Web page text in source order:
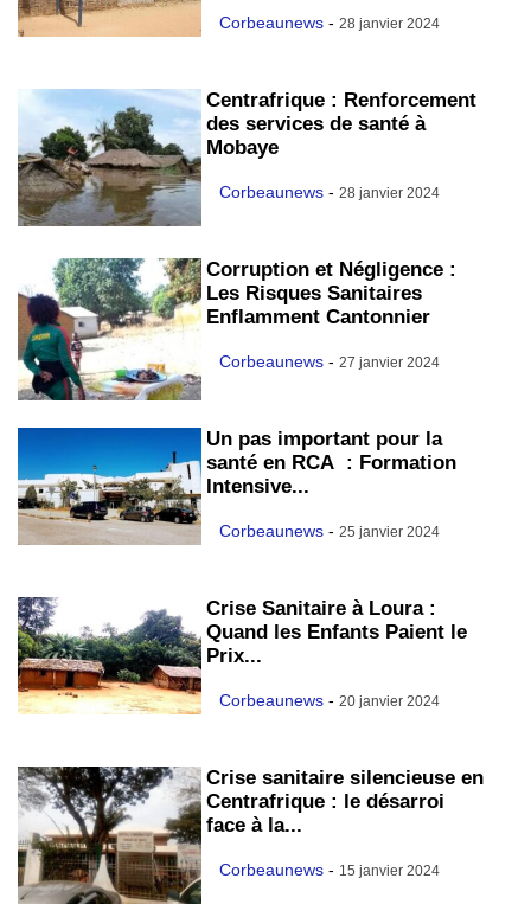
Corbeaunews - 28 janvier 2024
Centrafrique : Renforcement
des services de santé à
Mobaye
Corbeaunews - 28 janvier 2024
Corruption et Négligence :
Les Risques Sanitaires
Enflamment Cantonnier
Corbeaunews - 27 janvier 2024
Un pas important pour la
santé en RCA : Formation
Intensive...
Corbeaunews - 25 janvier 2024
Crise Sanitaire à Loura :
Quand les Enfants Paient le
Prix...
Corbeaunews - 20 janvier 2024
Crise sanitaire silencieuse en
Centrafrique : le désarroi
face à la...
Corbeaunews - 15 janvier 2024